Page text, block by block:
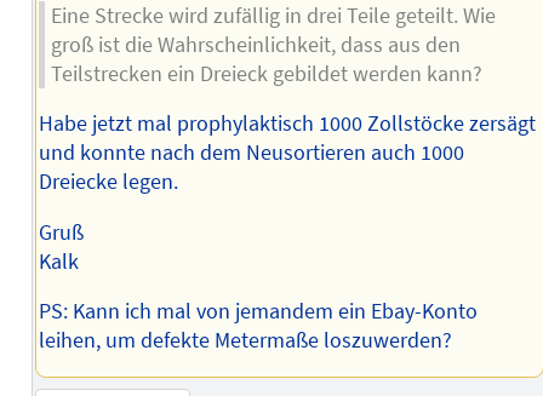
Eine Strecke wird zufällig in drei Teile geteilt. Wie
groß ist die Wahrscheinlichkeit, dass aus den
Teilstrecken ein Dreieck gebildet werden kann?
Habe jetzt mal prophylaktisch 1000 Zollstöcke zersägt
und konnte nach dem Neusortieren auch 1000
Dreiecke legen.
Gruß
Kalk
PS: Kann ich mal von jemandem ein Ebay-Konto
leihen, um defekte Metermaße loszuwerden?